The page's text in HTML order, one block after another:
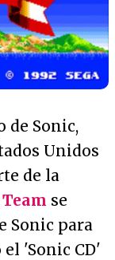
de Sonic,
Unidos
de la
se
Sonic para
el 'Sonic CD'